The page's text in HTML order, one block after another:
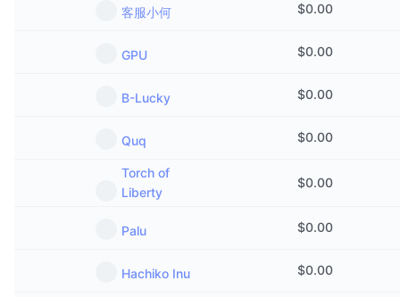
สถิติ NFT โดยภาพรวม
การขายที่กำลังจะมีขึ้น
การชำระบัญชี
อัตราเงินทุน
รางวัลเพชร
เรียนรู้และรับ
客服小何 $0.00
GPU $0.00
B-Lucky $0.00
Quq $0.00
Torch of
Liberty
$0.00
Palu $0.00
Hachiko Inu $0.00